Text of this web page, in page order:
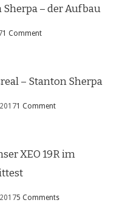
Sherpa – der Aufbau
1 Comment
– Stanton Sherpa
1 Comment
XEO 19R im
5 Comments